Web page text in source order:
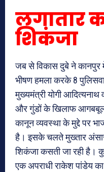
लगातार
शिकंजा
जब से विकास दुबे ने कानपुर
भीषण हमला करके 8
मुख्यमंत्री योगी
और गुंडों के खिलाफ आगबबूला
कानून व्यवस्था के मुद्दे पर
है। इसके चलते मुख्तार
शिकंजा कसती जा रही है।
एक अपराधी राकेश पांडेय